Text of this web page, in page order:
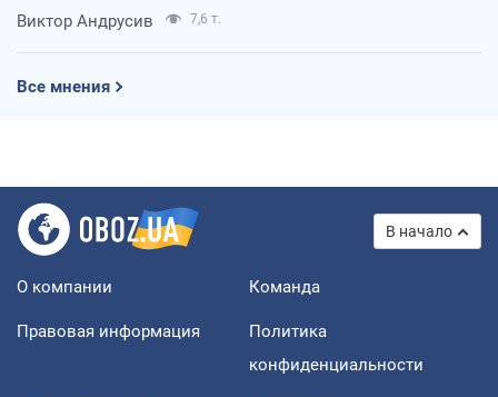
Виктор Андрусив 7,6 т.
Все мнения
В начало
О компании Команда
Правовая информация
Политика
конфиденциальности